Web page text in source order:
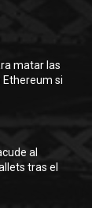
matar las
si
al
tras el